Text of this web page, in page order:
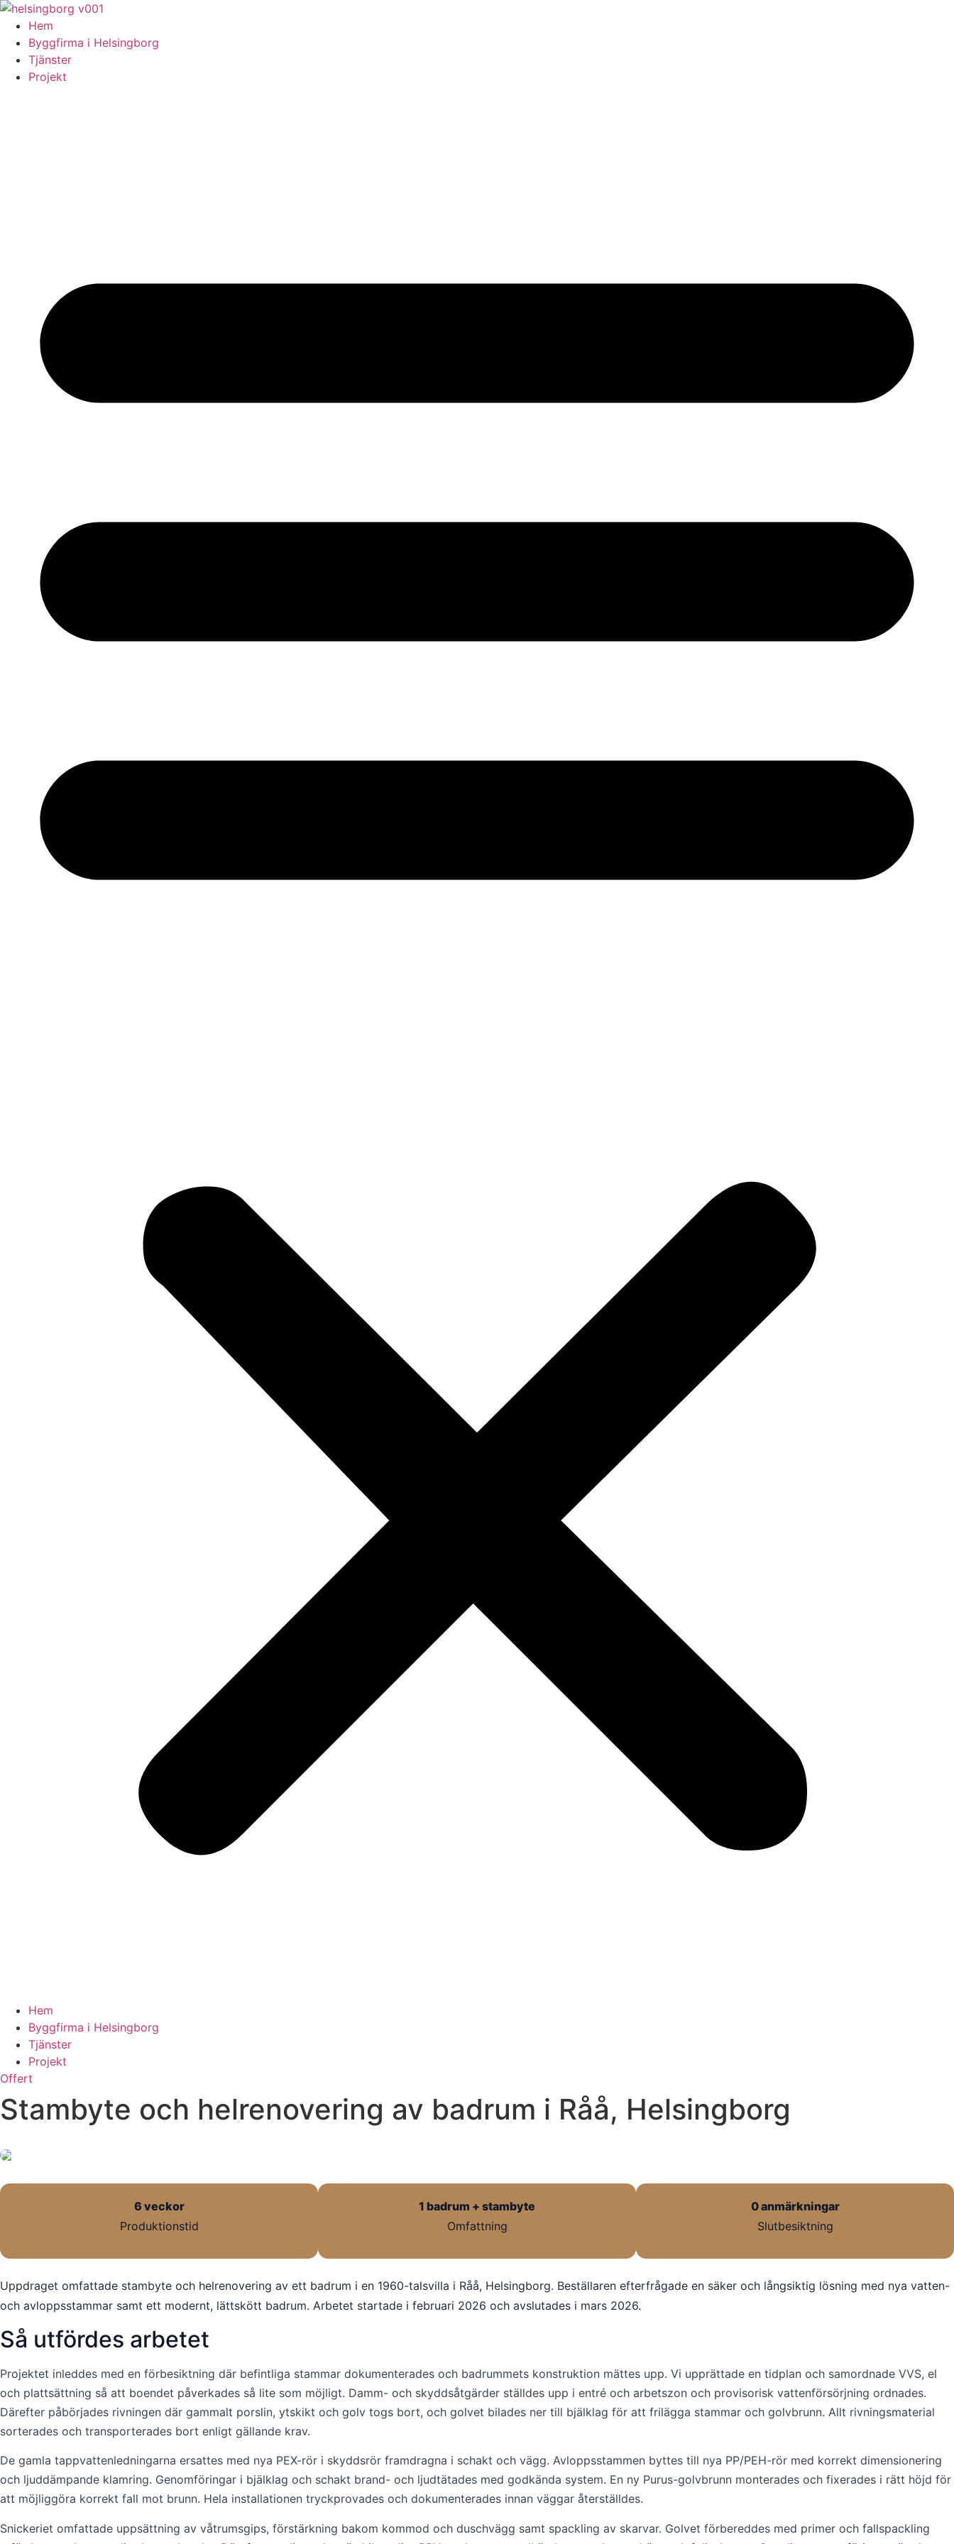
Skip
content
Hem
Byggfirma i Helsingborg
Tjänster
Projekt
Hem
Byggfirma i Helsingborg
Tjänster
Projekt
Offert
Stambyte och helrenovering av badrum i Råå, Helsingborg
6 veckor
Produktionstid
1 badrum + stambyte
Omfattning
0 anmärkningar
Slutbesiktning
Uppdraget omfattade stambyte och helrenovering av ett badrum i en 1960-talsvilla i Råå, Helsingborg. Beställaren efterfrågade en säker och långsiktig lösning med nya vatten-
och avloppsstammar samt ett modernt, lättskött badrum. Arbetet startade i februari 2026 och avslutades i mars 2026.
Så utfördes arbetet
Projektet inleddes med en förbesiktning där befintliga stammar dokumenterades och badrummets konstruktion mättes upp. Vi upprättade en tidplan och samordnade VVS, el
och plattsättning så att boendet påverkades så lite som möjligt. Damm- och skyddsåtgärder ställdes upp i entré och arbetszon och provisorisk vattenförsörjning ordnades.
Därefter påbörjades rivningen där gammalt porslin, ytskikt och golv togs bort, och golvet bilades ner till bjälklag för att frilägga stammar och golvbrunn. Allt rivningsmaterial
sorterades och transporterades bort enligt gällande krav.
De gamla tappvattenledningarna ersattes med nya PEX-rör i skyddsrör framdragna i schakt och vägg. Avloppsstammen byttes till nya PP/PEH-rör med korrekt dimensionering
och ljuddämpande klamring. Genomföringar i bjälklag och schakt brand- och ljudtätades med godkända system. En ny Purus-golvbrunn monterades och fixerades i rätt höjd för
att möjliggöra korrekt fall mot brunn. Hela installationen tryckprovades och dokumenterades innan väggar återställdes.
Snickeriet omfattade uppsättning av våtrumsgips, förstärkning bakom kommod och duschvägg samt spackling av skarvar. Golvet förbereddes med primer och fallspackling